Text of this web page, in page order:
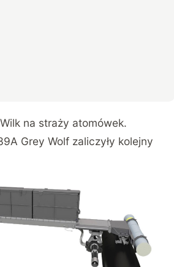
na straży atomówek.
Grey Wolf zaliczyły kolejny